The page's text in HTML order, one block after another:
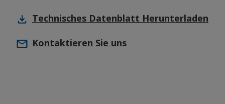
Technisches Datenblatt Herunterladen
Kontaktieren Sie uns